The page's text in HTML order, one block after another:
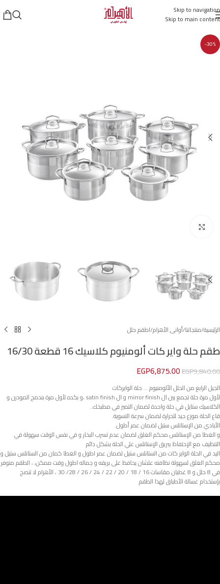
Skip to navigation
Skip to main content
-30%
الرئيسية/منتجاتنا/أوانى الأهرام/اطقم حلل
طقم حلة واير كات ألومنيوم كلاسيك 16 قطعة 16/30
EGP9,840.00
EGP6,875.00
الجيل الرابع من الحلل الألومنيوم ….حلة الوايركات
لأول مرة حلة تجمع بين ال mirror finish و ال satin finish ،و بكده لأول مرة بندمج المودرن و
الكلاسيك ستايل في حلة واحدة لضمان التميز في مطبخك..
قاع الحلة موزع جيد للحرارة لضمان سرعة التسوية.
الأيادي من الإستانلس ستيل لضمان عمر أطول.
و الغطا من الإستانلس محكم الغلق لضمان عدم تسرب البخار و في نفس الوقت سهولة في
التنظيف مع الإحتفاظ ببريق الإستانلس علي الحلة بشكل دائم
اليد في الحلة الواير كات من الستانلس ستيل لضمان عمر اطول و الغطا كمان من الستانلس ستيل و
محكم الغلق لسهولة نظافته علشان يحافظ على بريقه و جماله اطول وقت ممكن، ، الطقم متوفر
في 8 حلل و 8 غطيان مقاسات 16 / 18 / 20 / 22 / 24 / 26 / 28/ 30 ، الأهرام لا تنصح
بإستخدام غسالة الأطباق لهذا الطقم